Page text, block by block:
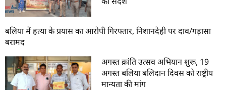
बलिया में हत्या के प्रयास का आरोपी गिरफ्तार, निशानदेही पर दाव/गड़ासा
बरामद
अगस्त क्रांति उत्सव अभियान शुरू, 19
अगस्त बलिया बलिदान दिवस को राष्ट्रीय
मान्यता की मांग